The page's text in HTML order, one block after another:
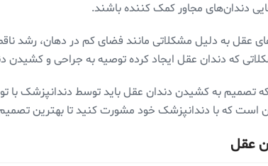
دندان‌های مجاور کمک کننده باشند.
عقل به دلیل مشکلاتی مانند فضای کم در دهان، رشد
که دندان عقل ایجاد کرده توصیه به جراحی و کشیدن
تصمیم به کشیدن دندان عقل باید توسط دندانپزشک با
است که با دندانپزشک خود مشورت کنید تا بهترین
عقل